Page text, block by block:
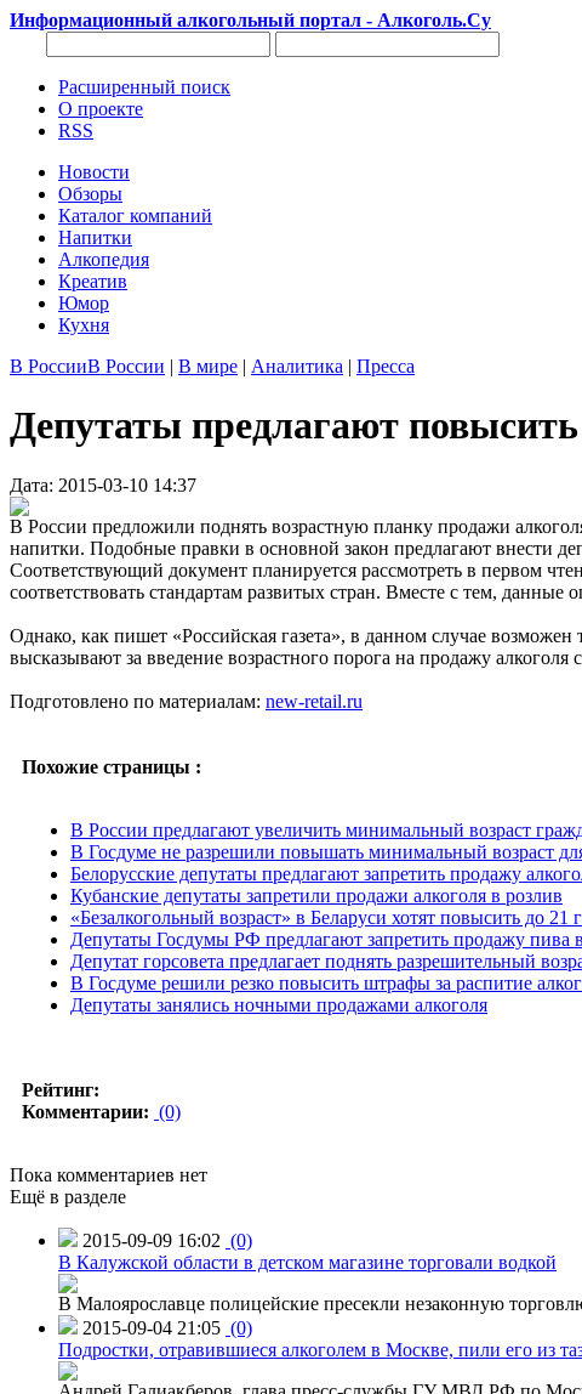
Информационный алкогольный портал - Алкоголь.Су
Расширенный поиск
О проекте
RSS
Новости
Обзоры
Каталог компаний
Напитки
Алкопедия
Креатив
Юмор
Кухня
В РоссииВ России | В мире | Аналитика | Пресса
Депутаты предлагают
Дата: 2015-03-10 14:37
В России предложили поднять возрастную планку продажи
напитки. Подобные правки в основной закон предлагают внести
Соответствующий документ планируется рассмотреть в первом
соответствовать стандартам развитых стран. Вместе с тем,
Однако, как пишет «Российская газета», в данном случае
высказывают за введение возрастного порога на продажу алкоголя
Подготовлено по материалам: new-retail.ru
Похожие страницы :
В России предлагают увеличить минимальный возраст
В Госдуме не разрешили повышать минимальный возраст
Белорусские депутаты предлагают запретить продажу
Кубанские депутаты запретили продажи алкоголя в розлив
«Безалкогольный возраст» в Беларуси хотят повысить до 21
Депутаты Госдумы РФ предлагают запретить продажу пива
Депутат горсовета предлагает поднять разрешительный
В Госдуме решили резко повысить штрафы за распитие
Депутаты занялись ночными продажами алкоголя
Рейтинг:
Комментарии: (0)
Пока комментариев нет
Ещё в разделе
2015-09-09 16:02 (0)
В Калужской области в детском магазине торговали водкой
В Малоярославце полицейские пресекли незаконную
2015-09-04 21:05 (0)
Подростки, отравившиеся алкоголем в Москве, пили его из